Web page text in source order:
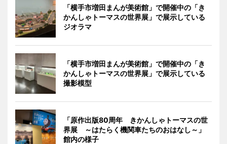
「横手市増田まんが美術館」で開催中の「き
かんしゃトーマスの世界展」で展示している
ジオラマ
「横手市増田まんが美術館」で開催中の「き
かんしゃトーマスの世界展」で展示している
撮影模型
「原作出版80周年 きかんしゃトーマスの世
界展 ～はたらく機関車たちのおはなし～」
館内の様子